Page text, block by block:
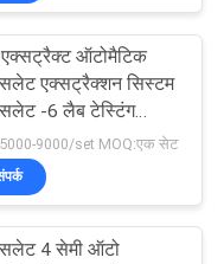
9
ऑटोमैटिक
एक्सट्रैक्शन सिस्टम
-6 लैब टेस्टिंग
9000/set MOQ:एक सेट
4 सेमी ऑटो